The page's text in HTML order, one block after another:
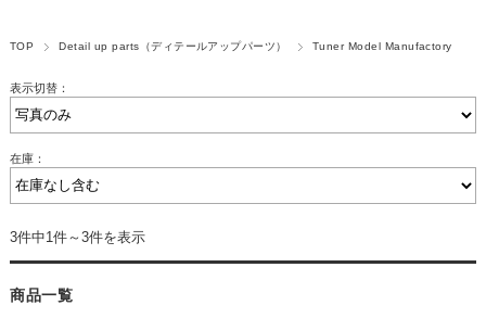
TOP Detail up parts（ディテールアップパーツ） Tuner Model Manufactory
表示切替：
在庫：
3件中1件～3件を表示
商品一覧